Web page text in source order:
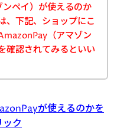
ペイ）が使えるのか
、下記、ショップにこ
（アマゾン
確認されてみるといい
が使えるのかを
ク